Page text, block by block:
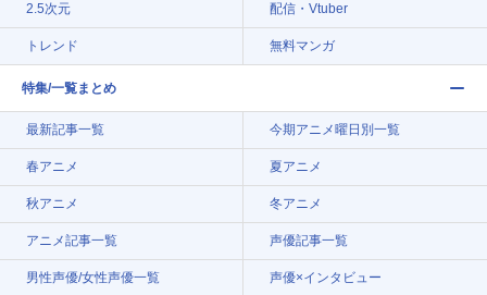
2.5次元 配信・Vtuber
トレンド 無料マンガ
特集/一覧まとめ
最新記事一覧 今期アニメ曜日別一覧
春アニメ 夏アニメ
秋アニメ 冬アニメ
アニメ記事一覧 声優記事一覧
男性声優/女性声優一覧 声優×インタビュー